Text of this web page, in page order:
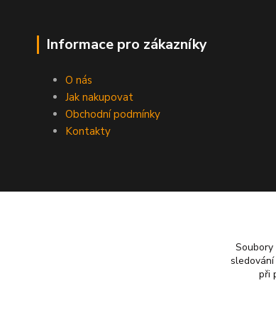
Informace pro zákazníky
O nás
Jak nakupovat
Obchodní podmínky
Kontakty
při